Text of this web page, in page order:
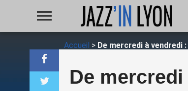
Accueil > De mercredi à vendredi
De